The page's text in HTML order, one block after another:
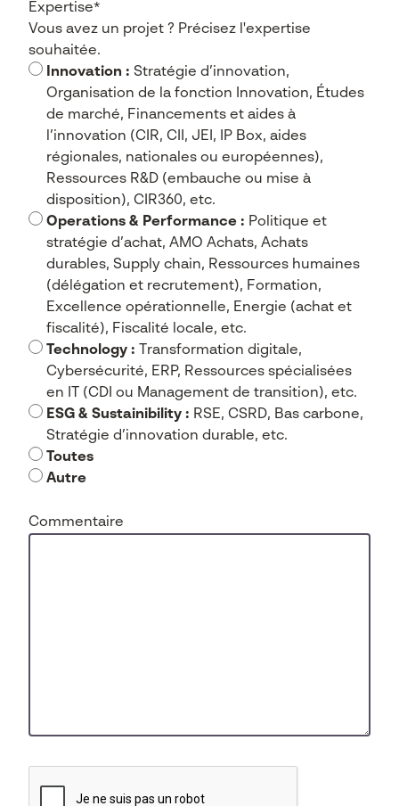
Expertise*
Vous avez un projet ? Précisez l'expertise
souhaitée.
Innovation : Stratégie d’innovation,
Organisation de la fonction Innovation, Études
de marché, Financements et aides à
l’innovation (CIR, CII, JEI, IP Box, aides
régionales, nationales ou européennes),
Ressources R&D (embauche ou mise à
disposition), CIR360, etc.
Operations & Performance : Politique et
stratégie d’achat, AMO Achats, Achats
durables, Supply chain, Ressources humaines
(délégation et recrutement), Formation,
Excellence opérationnelle, Energie (achat et
fiscalité), Fiscalité locale, etc.
Technology : Transformation digitale,
Cybersécurité, ERP, Ressources spécialisées
en IT (CDI ou Management de transition), etc.
ESG & Sustainibility : RSE, CSRD, Bas carbone,
Stratégie d’innovation durable, etc.
Toutes
Autre
Commentaire